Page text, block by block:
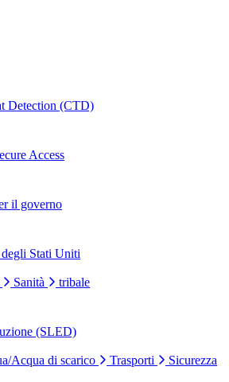
Detection (CTD)
Access
il governo
Stati Uniti
Sanità tribale
(SLED)
Acqua di scarico Trasporti
Sicurezza